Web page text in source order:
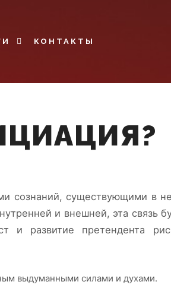
КОНТАКТЫ
сознаний, существующими в
и внешней, эта связь
развитие претендента
выдуманными силами и духами.